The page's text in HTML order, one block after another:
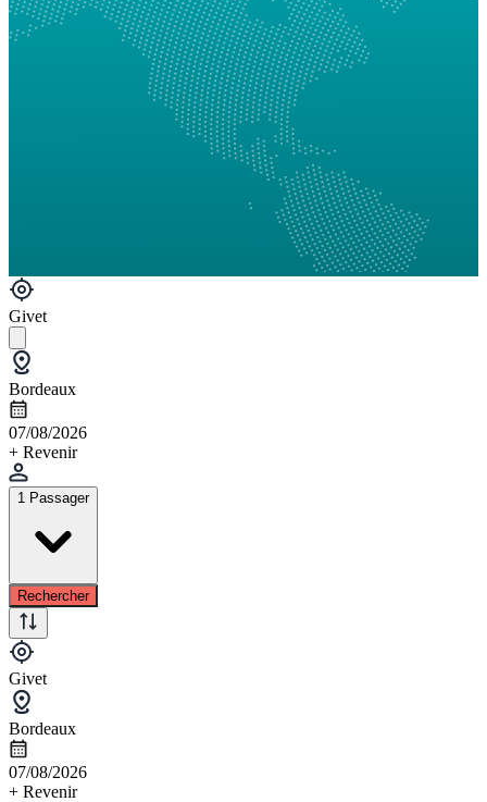
Givet
Bordeaux
07/08/2026
+ Revenir
1 Passager
Rechercher
Givet
Bordeaux
07/08/2026
+ Revenir